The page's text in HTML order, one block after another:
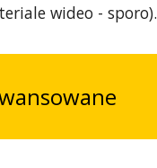
wideo - sporo).